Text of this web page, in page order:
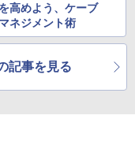
高めよう、ケーブ
ネジメント術
記事を見る